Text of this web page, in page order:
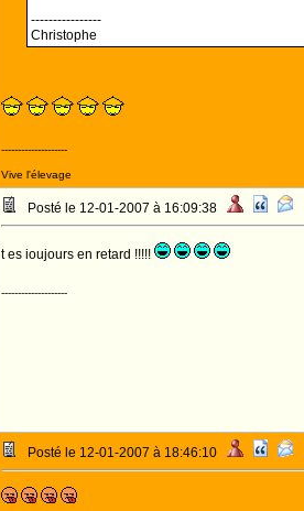
----------------
Christophe
--------------------
Vive l'élevage
Posté le 12-01-2007 à 16:09:38
t es ioujours en retard !!!!!
--------------------
Posté le 12-01-2007 à 18:46:10